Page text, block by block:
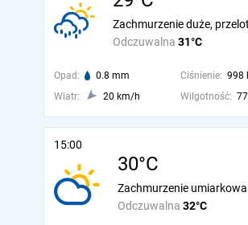
Odczuwalna 31°C
Zachmurzenie duże,
Opad: 0.8 mm Ciśnienie: 998
Wiatr:
20 km/h Wilgotność:
15:00
30°C
Odczuwalna 32°C
Zachmurzenie